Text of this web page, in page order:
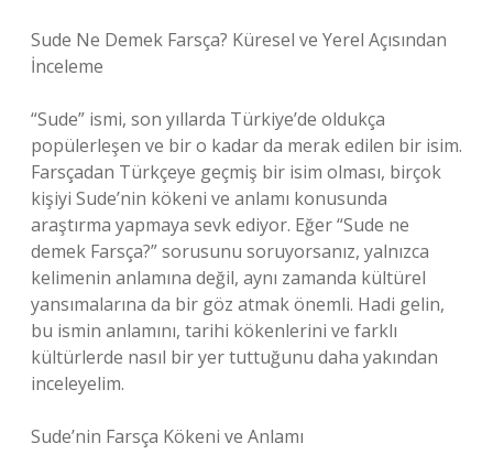
Sude Ne Demek Farsça? Küresel ve Yerel Açısından
İnceleme
“Sude” ismi, son yıllarda Türkiye’de oldukça
popülerleşen ve bir o kadar da merak edilen bir isim.
Farsçadan Türkçeye geçmiş bir isim olması, birçok
kişiyi Sude’nin kökeni ve anlamı konusunda
araştırma yapmaya sevk ediyor. Eğer “Sude ne
demek Farsça?” sorusunu soruyorsanız, yalnızca
kelimenin anlamına değil, aynı zamanda kültürel
yansımalarına da bir göz atmak önemli. Hadi gelin,
bu ismin anlamını, tarihi kökenlerini ve farklı
kültürlerde nasıl bir yer tuttuğunu daha yakından
inceleyelim.
Sude’nin Farsça Kökeni ve Anlamı